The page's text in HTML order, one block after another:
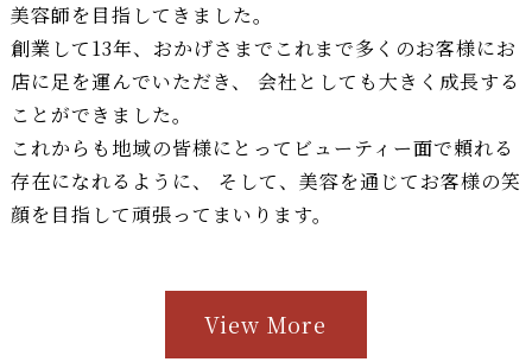
美容師を目指してきました。
創業して13年、おかげさまでこれまで多くのお客様にお
店に足を運んでいただき、 会社としても大きく成長する
ことができました。
これからも地域の皆様にとってビューティー面で頼れる
存在になれるように、 そして、美容を通じてお客様の笑
顔を目指して頑張ってまいります。
View More